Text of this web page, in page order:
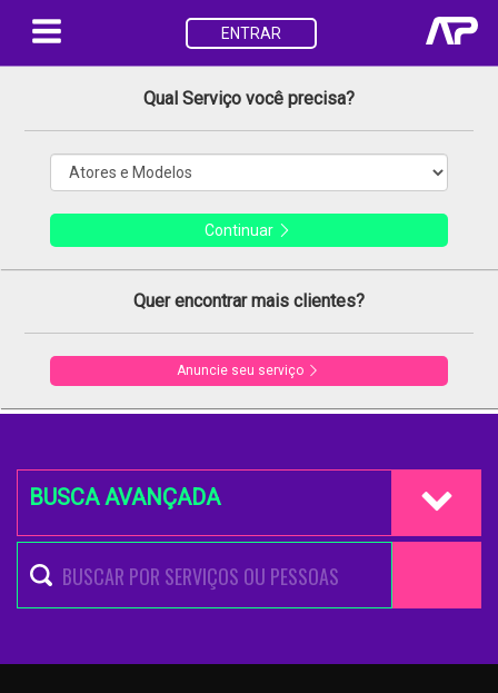
ENTRAR
Qual Serviço você precisa?
Continuar
Quer encontrar mais clientes?
Anuncie seu serviço
BUSCA AVANÇADA